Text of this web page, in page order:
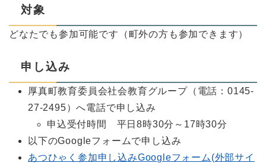
対象
どなたでも参加可能です（町外の方も参加できます）
申し込み
厚真町教育委員会社会教育グループ（電話：0145-
27-2495）へ電話で申し込み
申込受付時間 平日8時30分～17時30分
以下のGoogleフォームで申し込み
あつひゃく参加申し込みGoogleフォーム(外部サイ